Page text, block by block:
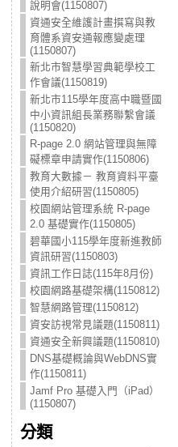
說明會(1150807)
資通安全維護計畫撰寫與教
育體系資安通報應變處理
(1150807)
新北市智慧學習典範學校工
作會議(1150819)
新北市115學年度高中職暨國
中小資訊組長業務聯繫會議
(1150820)
R-page 2.0 網站管理與無障
礙標章申請實作(1150806)
教育大數據－ 教育資料平臺
使用介紹研習(1150805)
校園網站管理系統 R-page
2.0 基礎實作(1150805)
碧華國小115學年度新進教師
資訊研習(1150803)
資訊工作日誌(115年8月份)
校園網路基礎架構(1150812)
智慧網路管理(1150812)
資安訪視常見議題(1150811)
資通安全新興議題(1150810)
DNS基礎概論與WebDNS實
作(1150811)
Jamf Pro 基礎入門（iPad）
(1150807)
分類